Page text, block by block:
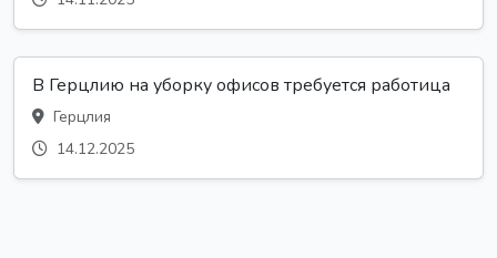
В Герцлию на уборку офисов требуется работица
Герцлия
14.12.2025